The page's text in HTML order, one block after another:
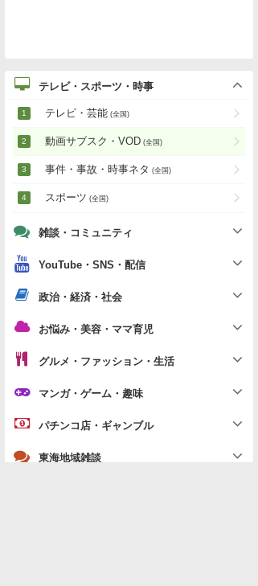
テレビ・スポーツ・時事
テレビ・芸能 (全国)
動画サブスク・VOD (全国)
事件・事故・時事ネタ (全国)
スポーツ (全国)
雑談・コミュニティ
YouTube・SNS・配信
政治・経済・社会
お悩み・美容・ママ育児
グルメ・ファッション・生活
マンガ・ゲーム・趣味
パチンコ店・ギャンブル
東海地域雑談